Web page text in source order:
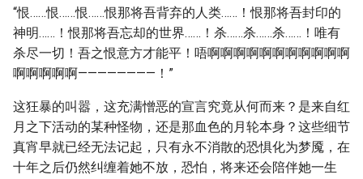
“恨……恨……恨……恨那将吾背弃的人类……！恨那将吾封印的
神明……！恨那将吾忘却的世界……！杀……杀……杀……！唯有
杀尽一切！吾之恨意方才能平！唔啊啊啊啊啊啊啊啊啊啊啊
啊啊啊啊啊————————！”
这狂暴的叫嚣，这充满憎恶的宣言究竟从何而来？是来自红
月之下活动的某种怪物，还是那血色的月轮本身？这些细节
真宵早就已经无法记起，只有永不消散的恐惧化为梦魇，在
十年之后仍然纠缠着她不放，恐怕，将来还会陪伴她一生